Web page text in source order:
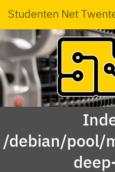
Studenten Net
/debian/pool/